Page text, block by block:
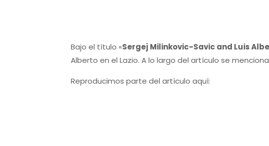
Bajo el título «Sergej Milinkovic-Savic and Luis
Alberto en el Lazio. A lo largo del artículo se
Reproducimos parte del artículo aquí: